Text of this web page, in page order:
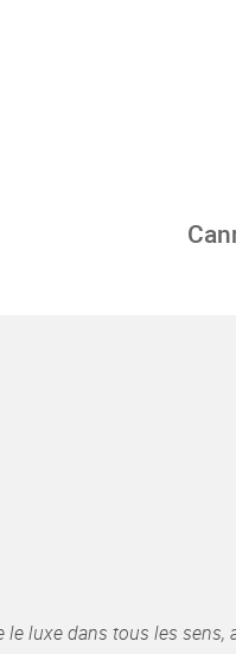
luxe dans tous les sens,